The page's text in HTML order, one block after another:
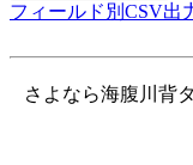
フィールド別CSV出
さよなら海腹川背